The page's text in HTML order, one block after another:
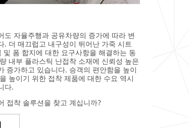
도 자율주행과 공유차량의 증가에 따라 변
. 더 매끄럽고 내구성이 뛰어난 가죽 시트
및 폼 합지에 대한 요구사항을 해결하는 동
내부 플라스틱 난접착 소재에 신뢰성 높은
증가하고 있습니다. 승객의 편안함을 높이
높이기 위한 접착 제품에 대한 수요 역시
다.
접착 솔루션을 찾고 계십니까?